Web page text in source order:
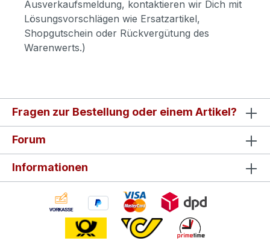
Ausverkaufsmeldung, kontaktieren wir Dich mit
Lösungsvorschlägen wie Ersatzartikel,
Shopgutschein oder Rückvergütung des
Warenwerts.)
Fragen zur Bestellung oder einem Artikel?
Forum
Informationen